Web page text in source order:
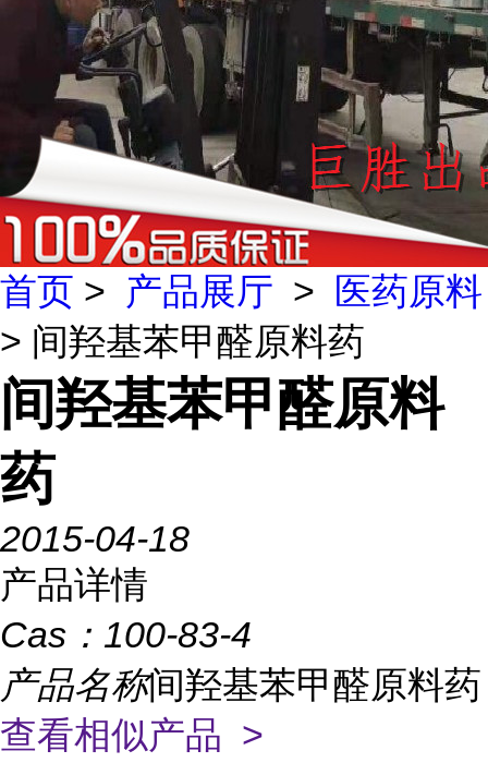
首页 > 产品展厅 >
医药原料
> 间羟基苯甲醛原料药
间羟基苯甲醛原料
药
2015-04-18
产品详情
Cas： 100-83-4
产品名称间羟基苯甲醛原料药
查看相似产品 >